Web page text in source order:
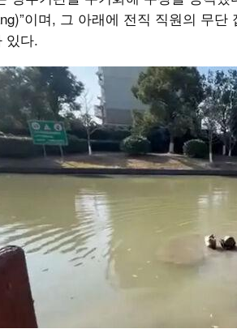
이며, 그 아래에 전직 직원의 무
있다.